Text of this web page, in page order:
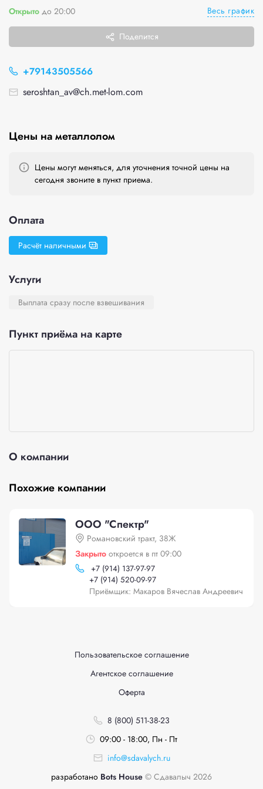
Открыто до 20:00 Весь график
Поделится
+79143505566
seroshtan_av@ch.met-lom.com
Цены на металлолом
Цены могут меняться, для уточнения точной цены на
сегодня звоните в пункт приема.
Оплата
Расчёт наличными
Услуги
Выплата сразу после взвешивания
Пункт приёма на карте
О компании
Похожие компании
ООО "Спектр"
Романовский тракт, 38Ж
Закрыто откроется в пт 09:00
+7 (914) 137-97-97
+7 (914) 520-09-97
Приёмщик: Макаров Вячеслав Андреевич
Пользовательское соглашение
Агентское соглашение
Оферта
8 (800) 511-38-23
09:00 - 18:00, Пн - Пт
info@sdavalych.ru
разработано Bots House © Сдавалыч 2026